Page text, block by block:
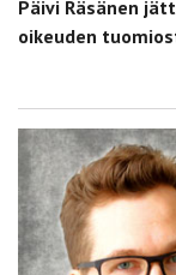
Päivi Räsänen
oikeuden